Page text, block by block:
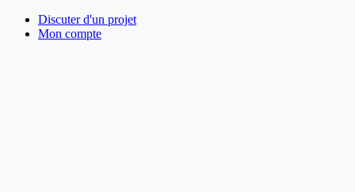
Discuter d'un projet
Mon compte